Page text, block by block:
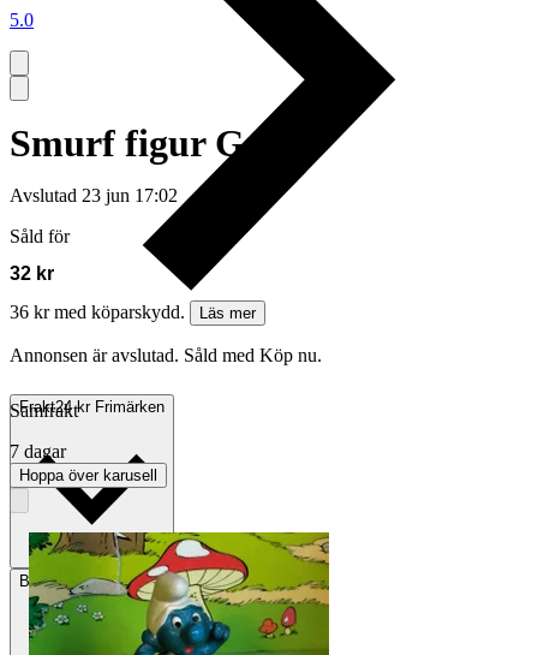
5.0
Smurf figur G
Avslutad 23 jun 17:02
Såld för
32 kr
36 kr med köparskydd.
Läs mer
Annonsen är avslutad. Såld med Köp nu.
Frakt24 kr Frimärken
BetalningVia Tradera
Samfrakt
7 dagar
Hoppa över karusell